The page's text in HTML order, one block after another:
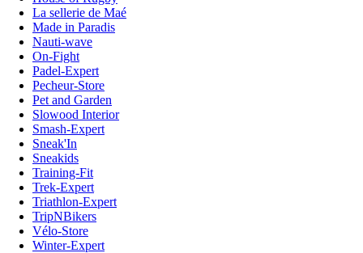
La sellerie de Maé
Made in Paradis
Nauti-wave
On-Fight
Padel-Expert
Pecheur-Store
Pet and Garden
Slowood Interior
Smash-Expert
Sneak'In
Sneakids
Training-Fit
Trek-Expert
Triathlon-Expert
TripNBikers
Vélo-Store
Winter-Expert